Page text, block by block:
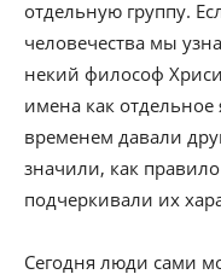
отдельную группу.
человечества мы
некий философ
имена как
временем давали
значили, как
подчеркивали их
Сегодня люди сами